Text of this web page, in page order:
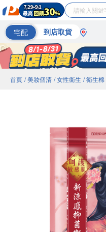
宅配 到店取貨
首頁 / 美妝個清 / 女性衛生 / 衛生棉